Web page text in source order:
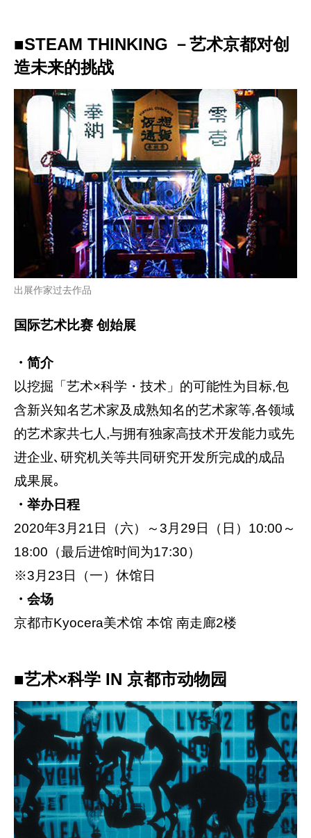
■STEAM THINKING －艺术京都对创
造未来的挑战
出展作家过去作品
国际艺术比赛 创始展
・简介
以挖掘「艺术×科学・技术」的可能性为目标,包
含新兴知名艺术家及成熟知名的艺术家等,各领域
的艺术家共七人,与拥有独家高技术开发能力或先
进企业､研究机关等共同研究开发所完成的成品
成果展｡
・举办日程
2020年3月21日（六）～3月29日（日）10:00～
18:00（最后进馆时间为17:30）
※3月23日（一）休馆日
・会场
京都市Kyocera美术馆 本馆 南走廊2楼
■艺术×科学 IN 京都市动物园